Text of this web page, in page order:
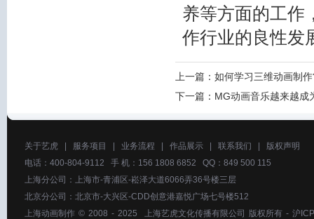
养等方面的工作
作行业的良性发
上一篇： 如何学习三维动画制
下一篇： MG动画音乐越来越成
关于艺虎 服务项目 业务流程 作品展示 联系我们
版权声明
电话：400-804-9112 手 机：156 1808 6852 QQ：849 500 115
上海分公司：上海市-青浦区-崧泽大道6066弄36号楼三层
北京分公司：北京市-大兴区-CDD创意港嘉悦广场七号楼512
上海动画制作 © 2008 - 2025 上海艺虎文化传播有限公司 版权所有 - 沪